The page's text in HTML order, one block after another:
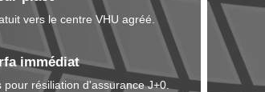
vers le centre VHU agréé.
immédiat
résiliation d'assurance J+0.